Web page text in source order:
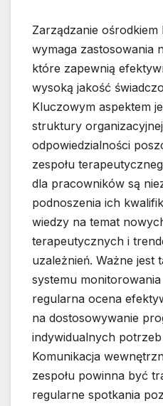
Zarządzanie
wymaga zastosowania
które zapewnią
wysoką jakość
Kluczowym aspektem
struktury
odpowiedzialności
zespołu
dla pracowników są
podnoszenia ich
wiedzy na temat
terapeutycznych i
uzależnień. Ważne jest
systemu
regularna ocena
na dostosowywanie
indywidualnych
Komunikacja
zespołu powinna być
regularne spotkania